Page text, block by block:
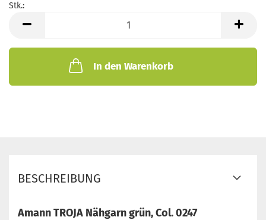
Stk.:
In den Warenkorb
BESCHREIBUNG
Amann TROJA Nähgarn grün, Col. 0247